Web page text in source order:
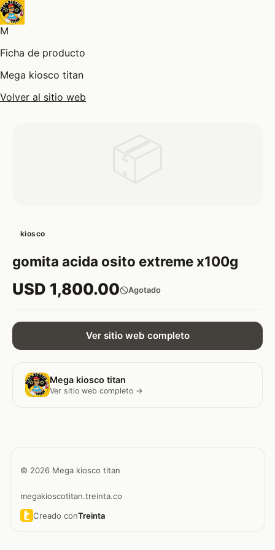
M
Ficha de producto
Mega kiosco titan
Volver al sitio web
kiosco
gomita acida osito extreme x100g
USD 1,800.00 Agotado
Ver sitio web completo
Mega kiosco titan
Ver sitio web completo →
© 2026 Mega kiosco titan
megakioscotitan.treinta.co
Creado conTreinta